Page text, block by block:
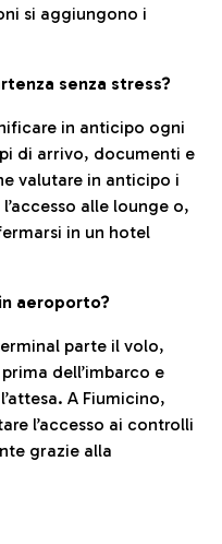
si aggiungono i
senza stress?
in anticipo ogni
di arrivo, documenti e
valutare in anticipo i
alle lounge o,
in un hotel
aeroporto?
parte il volo,
dell’imbarco e
A Fiumicino,
l’accesso ai controlli
grazie alla